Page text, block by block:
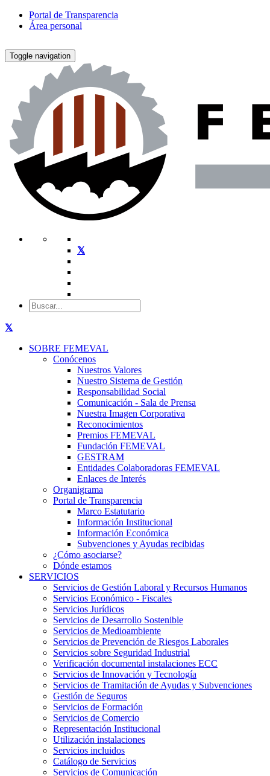
Portal de Transparencia
Área personal
Toggle navigation
SOBRE FEMEVAL
Conócenos
Nuestros Valores
Nuestro Sistema de Gestión
Responsabilidad Social
Comunicación - Sala de Prensa
Nuestra Imagen Corporativa
Reconocimientos
Premios FEMEVAL
Fundación FEMEVAL
GESTRAM
Entidades Colaboradoras FEMEVAL
Enlaces de Interés
Organigrama
Portal de Transparencia
Marco Estatutario
Información Institucional
Información Económica
Subvenciones y Ayudas recibidas
¿Cómo asociarse?
Dónde estamos
SERVICIOS
Servicios de Gestión Laboral y Recursos Humanos
Servicios Económico - Fiscales
Servicios Jurídicos
Servicios de Desarrollo Sostenible
Servicios de Medioambiente
Servicios de Prevención de Riesgos Laborales
Servicios sobre Seguridad Industrial
Verificación documental instalaciones ECC
Servicios de Innovación y Tecnología
Servicios de Tramitación de Ayudas y Subvenciones
Gestión de Seguros
Servicios de Formación
Servicios de Comercio
Representación Institucional
Utilización instalaciones
Servicios incluidos
Catálogo de Servicios
Servicios de Comunicación